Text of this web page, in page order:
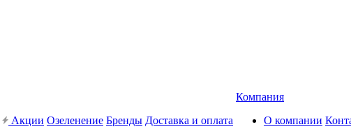
Акции Озеленение Бренды Доставка и оплата
Компания
О компании